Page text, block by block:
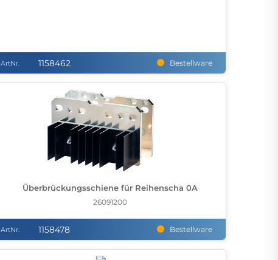
ArtNr. 1158462 Bestellware
Überbrückungsschiene für Reihenscha 0A
26091200
ArtNr. 1158478 Bestellware